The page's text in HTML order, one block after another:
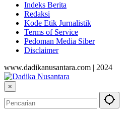
Indeks Berita
Redaksi
Kode Etik Jurnalistik
Terms of Service
Pedoman Media Siber
Disclaimer
www.dadikanusantara.com | 2024
×